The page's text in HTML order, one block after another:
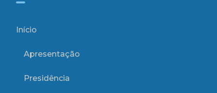
Início
Apresentação
Presidência